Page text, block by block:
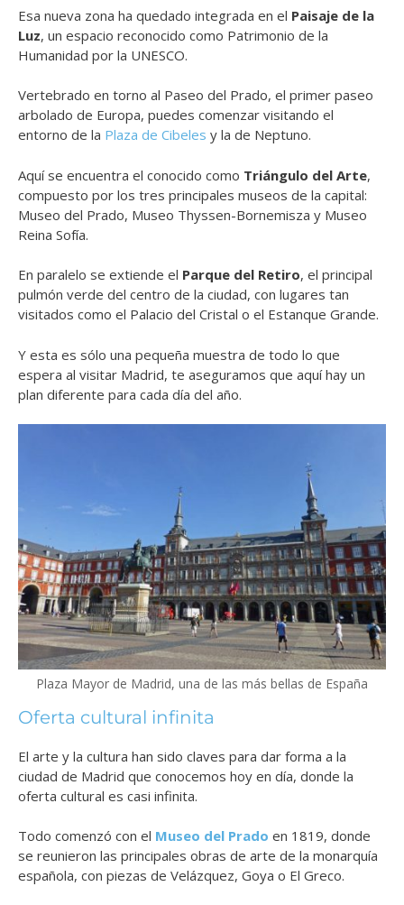
Esa nueva zona ha quedado integrada en el Paisaje de la
Luz, un espacio reconocido como Patrimonio de la
Humanidad por la UNESCO.
Vertebrado en torno al Paseo del Prado, el primer paseo
arbolado de Europa, puedes comenzar visitando el
entorno de la Plaza de Cibeles y la de Neptuno.
Aquí se encuentra el conocido como Triángulo del Arte,
compuesto por los tres principales museos de la capital:
Museo del Prado, Museo Thyssen-Bornemisza y Museo
Reina Sofía.
En paralelo se extiende el Parque del Retiro, el principal
pulmón verde del centro de la ciudad, con lugares tan
visitados como el Palacio del Cristal o el Estanque Grande.
Y esta es sólo una pequeña muestra de todo lo que
espera al visitar Madrid, te aseguramos que aquí hay un
plan diferente para cada día del año.
Plaza Mayor de Madrid, una de las más bellas de España
Oferta cultural infinita
El arte y la cultura han sido claves para dar forma a la
ciudad de Madrid que conocemos hoy en día, donde la
oferta cultural es casi infinita.
Todo comenzó con el Museo del Prado en 1819, donde
se reunieron las principales obras de arte de la monarquía
española, con piezas de Velázquez, Goya o El Greco.